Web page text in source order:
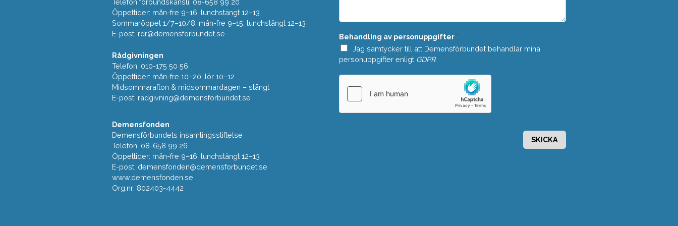
Telefon förbundskansli: 08-658 99 20
Öppettider: mån-fre 9–16, lunchstängt 12–13
Sommaröppet 1/7–10/8: mån-fre 9–15, lunchstängt 12–13
E-post: rdr@demensforbundet.se
Rådgivningen
Telefon: 010-175 50 56
Öppettider: mån-fre 10–20, lör 10–12
Midsommarafton & midsommardagen – stängt
E-post: radgivning@demensforbundet.se
Demensfonden
Demensförbundets insamlingsstiftelse
Telefon: 08-658 99 26
Öppettider: mån-fre 9–16, lunchstängt 12–13
E-post: demensfonden@demensforbundet.se
www.demensfonden.se
Org.nr: 802403-4442
a
d
e
*
Behandling av personuppgifter *
Jag samtycker till att Demensförbundet behandlar mina
personuppgifter enligt GDPR.
SKICKA